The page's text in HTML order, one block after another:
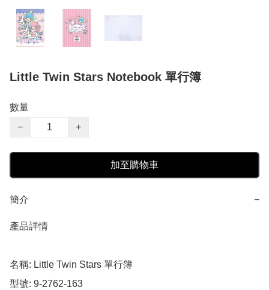
Little Twin Stars Notebook 單行簿
數量
−
+
加至購物車
簡介 −
產品詳情
名稱: Little Twin Stars 單行簿
型號: 9-2762-163